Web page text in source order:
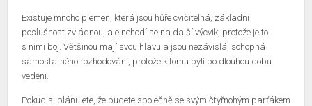
Existuje mnoho plemen, která jsou hůře cvičitelná, základní
poslušnost zvládnou, ale nehodí se na další výcvik, protože je to
s nimi boj. Většinou mají svou hlavu a jsou nezávislá, schopná
samostatného rozhodování, protože k tomu byli po dlouhou dobu
vedeni.
Pokud si plánujete, že budete společně se svým čtyřnohým parťákem